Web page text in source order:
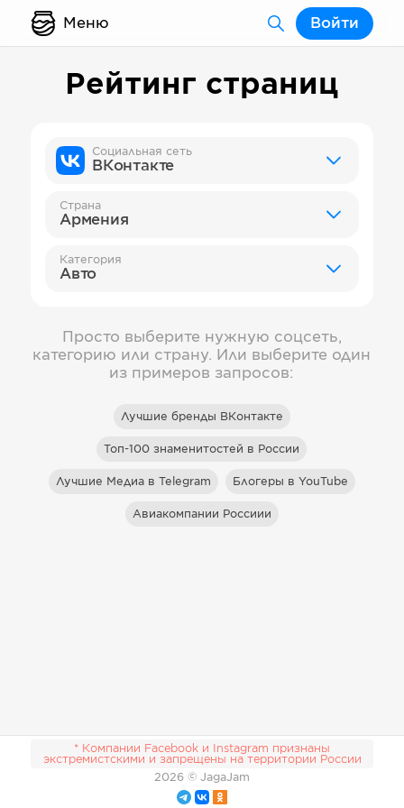
Меню Войти
Рейтинг страниц
Социальная сеть
ВКонтакте
Страна
Армения
Категория
Авто
Просто выберите нужную соцсеть,
категорию или страну. Или выберите один
из примеров запросов:
Лучшие бренды ВКонтакте
Топ-100 знаменитостей в России
Лучшие Медиа в Telegram Блогеры в YouTube
Авиакомпании Россиии
* Компании Facebook и Instagram признаны
экстремистскими и запрещены на территории России
2026 © JagaJam